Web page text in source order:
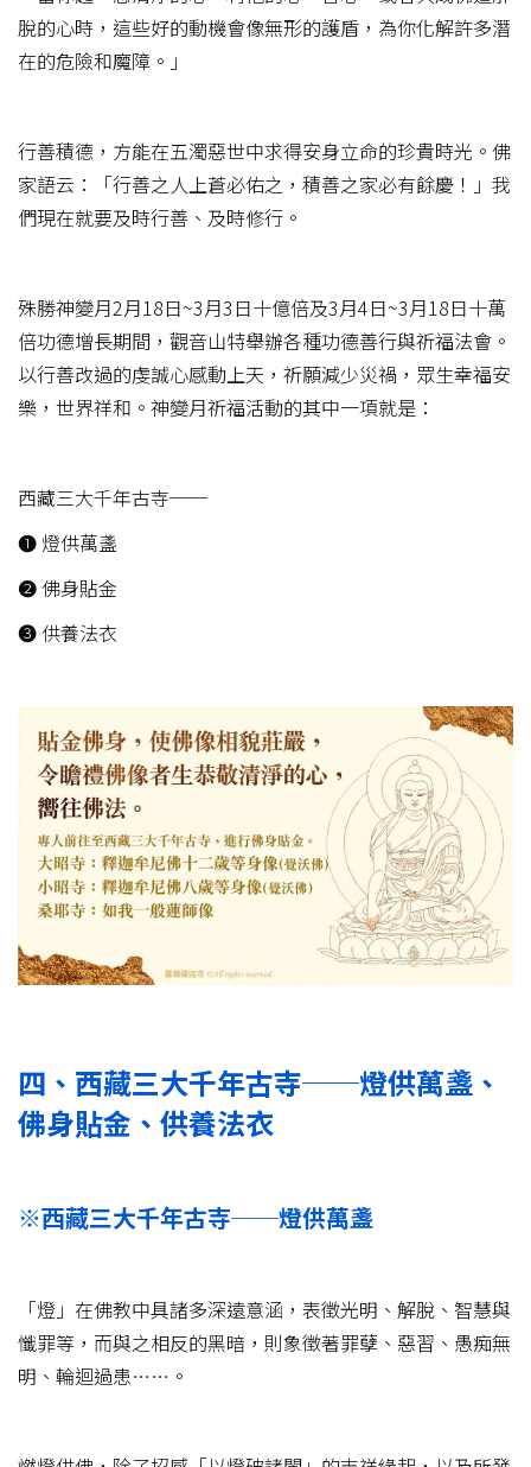
脫的心時，這些好的動機會像無形的護盾，為你化解許多潛
在的危險和魔障。」
行善積德，方能在五濁惡世中求得安身立命的珍貴時光。佛
家語云：「行善之人上蒼必佑之，積善之家必有餘慶！」我
們現在就要及時行善、及時修行。
殊勝神變月2月18日~3月3日十億倍及3月4日~3月18日十萬
倍功德增長期間，觀音山特舉辦各種功德善行與祈福法會。
以行善改過的虔誠心感動上天，祈願減少災禍，眾生幸福安
樂，世界祥和。神變月祈福活動的其中一項就是：
西藏三大千年古寺──
❶ 燈供萬盞
❷ 佛身貼金
❸ 供養法衣
四、西藏三大千年古寺──燈供萬盞、
佛身貼金、供養法衣
※西藏三大千年古寺──燈供萬盞
「燈」在佛教中具諸多深遠意涵，表徵光明、解脫、智慧與
懺罪等，而與之相反的黑暗，則象徵著罪孽、惡習、愚痴無
明、輪迴過患……。